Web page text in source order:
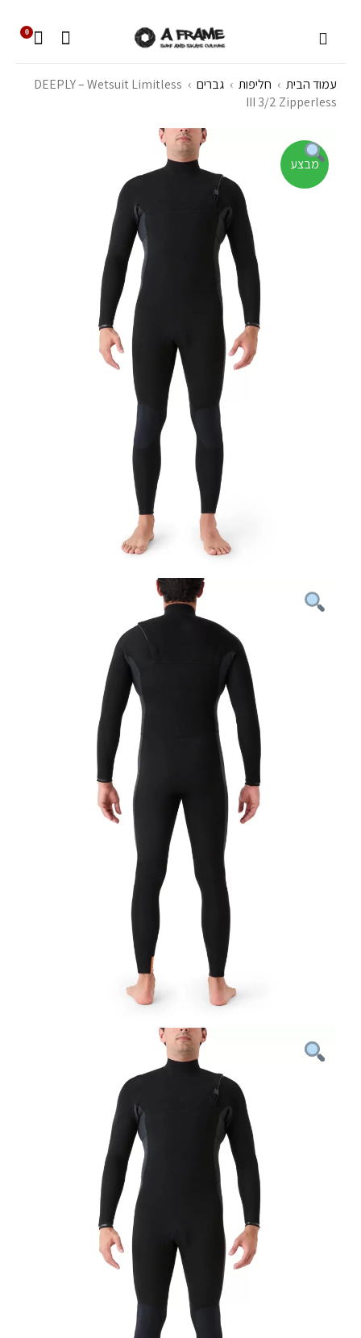
0
עמוד הבית › חליפות › גברים ›
DEEPLY – Wetsuit Limitless
III 3/2 Zipperless
מבצע